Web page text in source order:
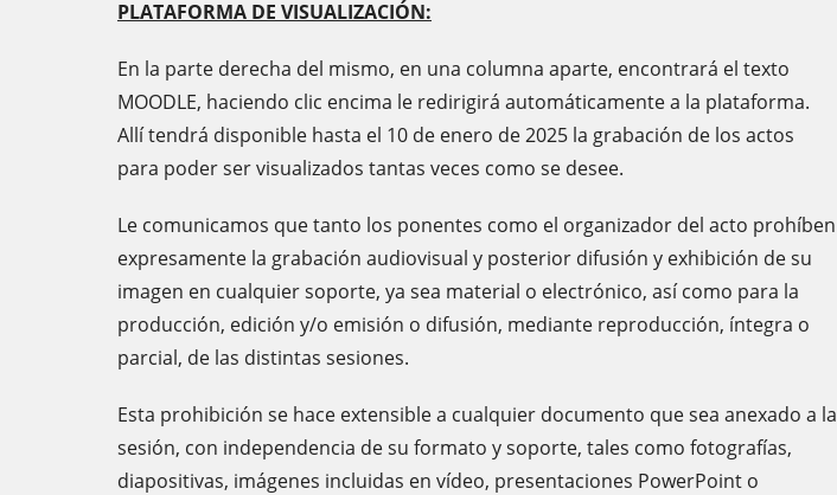
PLATAFORMA DE VISUALIZACIÓN:
En la parte derecha del mismo, en una columna aparte, encontrará el texto
MOODLE, haciendo clic encima le redirigirá automáticamente a la plataforma.
Allí tendrá disponible hasta el 10 de enero de 2025 la grabación de los actos
para poder ser visualizados tantas veces como se desee.
Le comunicamos que tanto los ponentes como el organizador del acto prohíben
expresamente la grabación audiovisual y posterior difusión y exhibición de su
imagen en cualquier soporte, ya sea material o electrónico, así como para la
producción, edición y/o emisión o difusión, mediante reproducción, íntegra o
parcial, de las distintas sesiones.
Esta prohibición se hace extensible a cualquier documento que sea anexado a la
sesión, con independencia de su formato y soporte, tales como fotografías,
diapositivas, imágenes incluidas en vídeo, presentaciones PowerPoint o